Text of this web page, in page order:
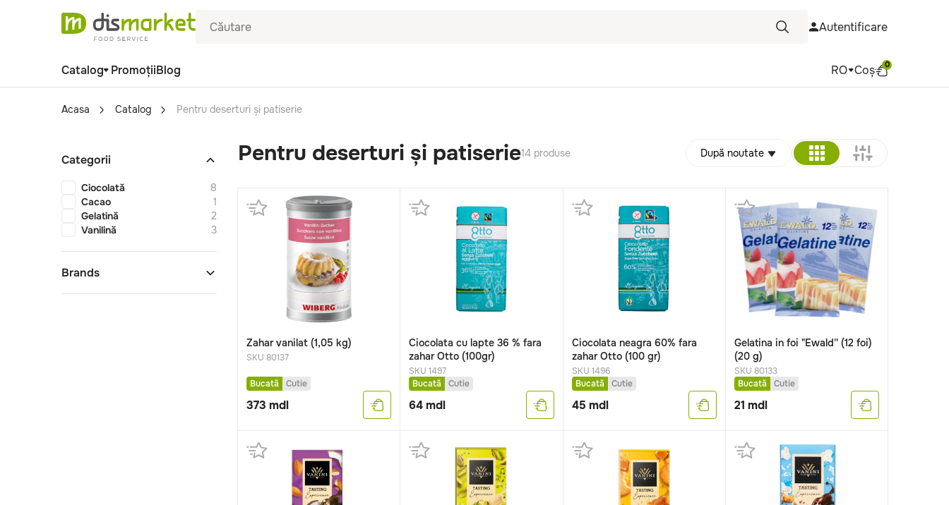
Autentificare
Catalog PromoțiiBlog RO Coș 0
Acasa Catalog Pentru deserturi și patiserie
Categorii
Ciocolată
8
Cacao
1
Gelatină
2
Vanilină
3
Brands
Pentru deserturi și patiserie14 produse După noutate
Zahar vanilat (1,05 kg)
SKU 80137
Bucată Cutie
373 mdl
Ciocolata cu lapte 36 % fara
zahar Otto (100gr)
SKU 1497
Bucată
Cutie
64mdl
Ciocolata neagra 60% fara
zahar Otto (100 gr)
SKU 1496
Bucată
Cutie
45 mdl
Gelatina in foi "Ewald'' (12 foi)
(20 g)
SKU 80133
Bucată
Cutie
21 mdl